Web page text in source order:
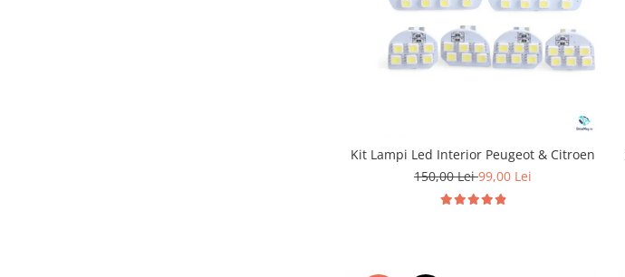
Kit Lampi Led Interior Peugeot & Citroen
150,00 Lei99,00 Lei